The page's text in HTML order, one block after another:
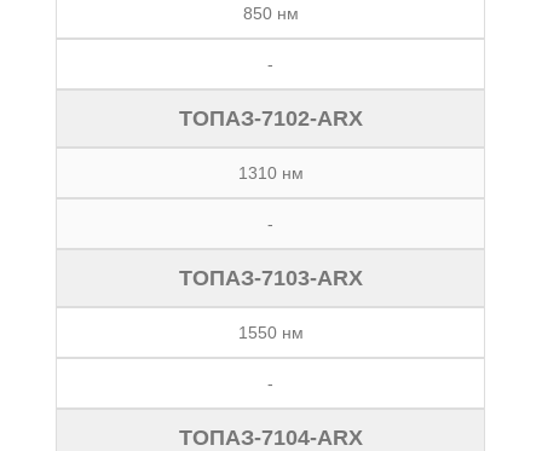
850 нм
-
ТОПАЗ-7102-ARX
1310 нм
-
ТОПАЗ-7103-ARX
1550 нм
-
ТОПАЗ-7104-ARX